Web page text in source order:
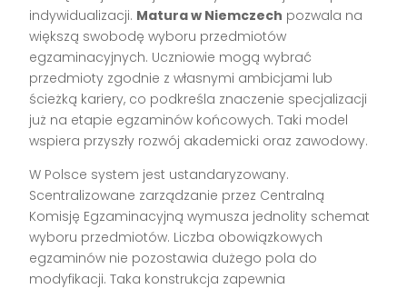
indywidualizacji. Matura w Niemczech pozwala na
większą swobodę wyboru przedmiotów
egzaminacyjnych. Uczniowie mogą wybrać
przedmioty zgodnie z własnymi ambicjami lub
ścieżką kariery, co podkreśla znaczenie specjalizacji
już na etapie egzaminów końcowych. Taki model
wspiera przyszły rozwój akademicki oraz zawodowy.
W Polsce system jest ustandaryzowany.
Scentralizowane zarządzanie przez Centralną
Komisję Egzaminacyjną wymusza jednolity schemat
wyboru przedmiotów. Liczba obowiązkowych
egzaminów nie pozostawia dużego pola do
modyfikacji. Taka konstrukcja zapewnia